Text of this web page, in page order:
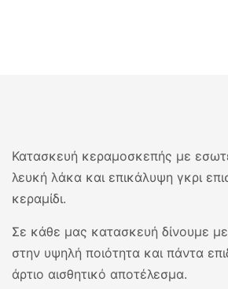
Κατασκευή κεραμοσκεπής με
λευκή λάκα και επικάλυψη γκρι
κεραμίδι.
Σε κάθε μας κατασκευή δίνουμε
στην υψηλή ποιότητα και πάντα
άρτιο αισθητικό αποτέλεσμα.